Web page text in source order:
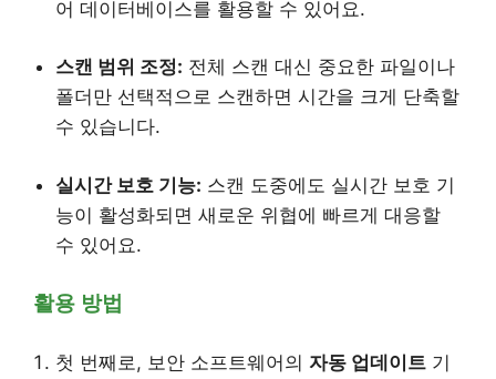
어 데이터베이스를 활용할 수 있어요.
스캔 범위 조정: 전체 스캔 대신 중요한 파일이나
폴더만 선택적으로 스캔하면 시간을 크게 단축할
수 있습니다.
실시간 보호 기능: 스캔 도중에도 실시간 보호 기
능이 활성화되면 새로운 위협에 빠르게 대응할
수 있어요.
활용 방법
첫 번째로, 보안 소프트웨어의 자동 업데이트 기